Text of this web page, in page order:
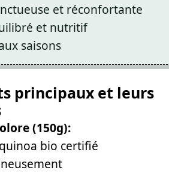
et réconfortante
et nutritif
saisons
principaux et leurs
(150g):
bio certifié